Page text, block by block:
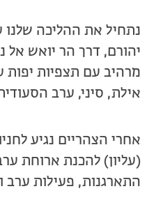
נתחיל את ההליכה
יהורם, דרך הר יואש אל
מרהיב עם תצפיות יפות
אילת, סיני, ערב
אחרי הצהריים נגיע
(עליון) להכנת ארוחת
התארגנות, פעילות ערב